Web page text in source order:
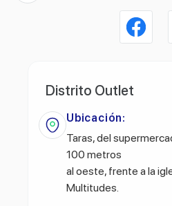
Distrito Outlet
Ubicación:
Taras, del
100 metros
al oeste, frente a la
Multitudes.